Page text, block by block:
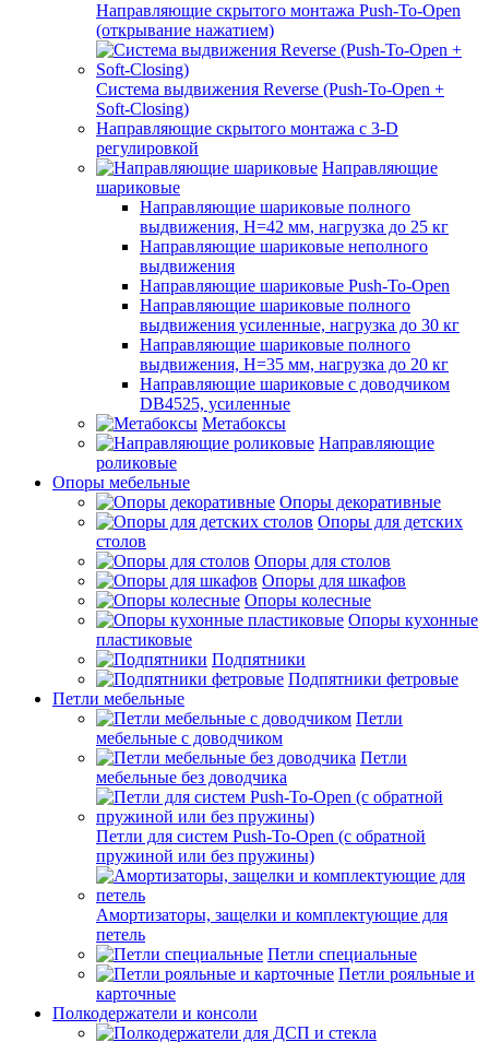
Направляющие скрытого монтажа Push-To-Open
(открывание нажатием)
Система выдвижения Reverse (Push-To-Open +
Soft-Closing)
Направляющие скрытого монтажа с 3-D
регулировкой
Направляющие
шариковые
Направляющие шариковые полного
выдвижения, H=42 мм, нагрузка до 25 кг
Направляющие шариковые неполного
выдвижения
Направляющие шариковые Push-To-Open
Направляющие шариковые полного
выдвижения усиленные, нагрузка до 30 кг
Направляющие шариковые полного
выдвижения, H=35 мм, нагрузка до 20 кг
Направляющие шариковые с доводчиком
DB4525, усиленные
Метабоксы
Направляющие
роликовые
Опоры мебельные
Опоры декоративные
Опоры для детских
столов
Опоры для столов
Опоры для шкафов
Опоры колесные
Опоры кухонные
пластиковые
Подпятники
Подпятники фетровые
Петли мебельные
Петли
мебельные с доводчиком
Петли
мебельные без доводчика
Петли для систем Push-To-Open (с обратной
пружиной или без пружины)
Амортизаторы, защелки и комплектующие для
петель
Петли специальные
Петли рояльные и
карточные
Полкодержатели и консоли